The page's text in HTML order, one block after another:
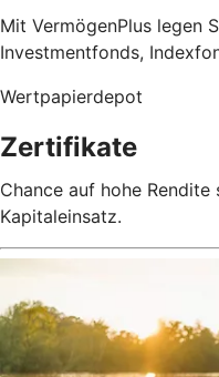
Mit VermögenPlus legen
Investmentfonds,
Wertpapierdepot
Zertifikate
Chance auf hohe
Kapitaleinsatz.